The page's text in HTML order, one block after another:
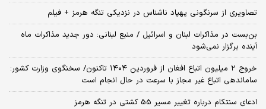
تصاویری از سرنگونی پهپاد ناشناس در نزدیکی تنگه هرمز + فیلم
بن‌بست در مذاکرات لبنان و اسرائیل / منبع لبنانی: دور جدید مذاکرات ماه
آینده برگزار نمی‌شود
خروج ۲ میلیون اتباع افغان از فروردین ۱۴۰۴ تاکنون/ سخنگوی وزارت کشور:
ساماندهی اتباع غیر مجاز با سرعت در حال انجام است
ادعای سنتکام درباره تغییر مسیر 55 کشتی در تنگه هرمز